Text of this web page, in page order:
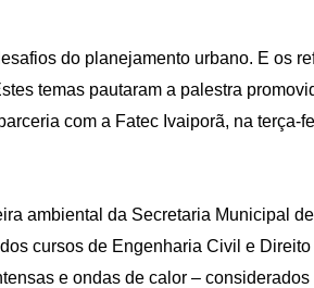
do planejamento urbano. E os
temas pautaram a palestra
com a Fatec Ivaiporã, na terça-
ambiental da Secretaria Municipal
cursos de Engenharia Civil e
e ondas de calor –